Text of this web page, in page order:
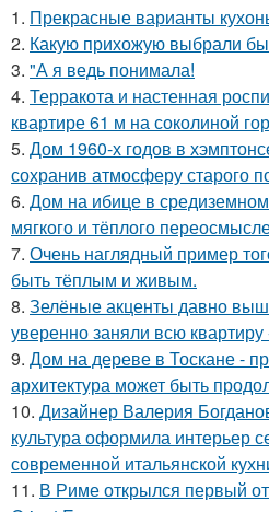
1. Прекрасные варианты
2. Какую прихожую выбрали
3. "А я ведь понимала!
4. Терракота и настенная
квартире 61 м на соколиной
5. Дом 1960-х годов в
сохранив атмосферу старого
6. Дом на ибице в
мягкого и тёплого
7. Очень наглядный пример
быть тёплым и живым.
8. Зелёные акценты давно
уверенно заняли всю
9. Дом на дереве в Тоскане -
архитектура может быть
10. Дизайнер Валерия
культура оформила интерьер
современной итальянской
11. В Риме открылся первый